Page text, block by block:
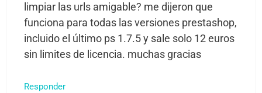
limpiar las urls amigable? me dijeron que
funciona para todas las versiones prestashop,
incluido el último ps 1.7.5 y sale solo 12 euros
sin limites de licencia. muchas gracias
Responder